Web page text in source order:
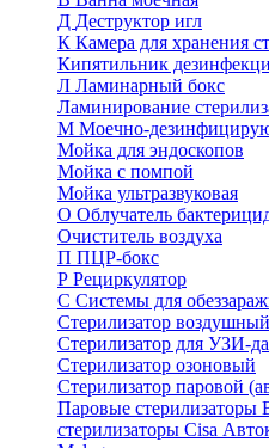
Д Деструктор игл
К Камера для хранения
Кипятильник
Л Ламинарный бокс
Ламинирование
М Моечно-
Мойка для эндоскопов
Мойка с помпой
Мойка ультразвуковая
О Облучатель
Очиститель воздуха
П ПЦР-бокс
Р Рециркулятор
С Системы для
Стерилизатор
Стерилизатор для УЗИ-
Стерилизатор озоновый
Стерилизатор паровой
Паровые стерилизаторы
стерилизаторы Cisa